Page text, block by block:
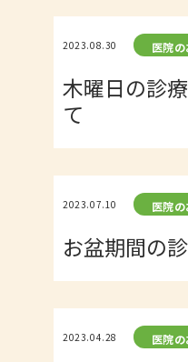
2023.08.30 医院
木曜日の診
て
2023.07.10 医院
お盆期間の
2023.04.28 医院